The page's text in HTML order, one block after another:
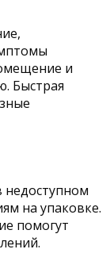
и
Быстрая
на упаковке.
помогут